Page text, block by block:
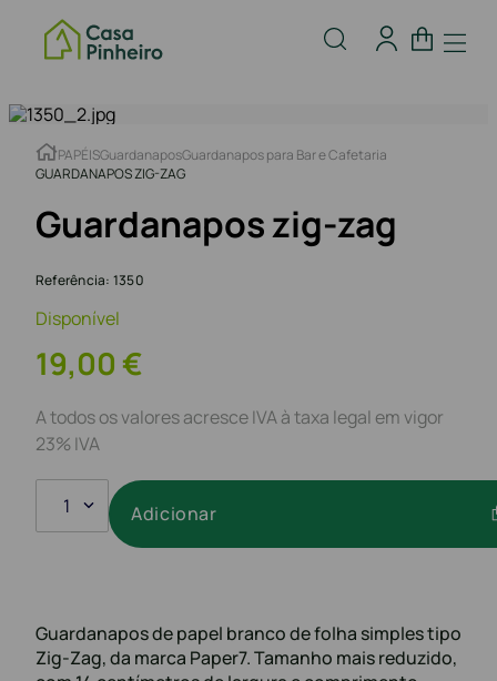
PAPÉISGuardanaposGuardanapos para Bar e Cafetaria
GUARDANAPOS ZIG-ZAG
Guardanapos zig-zag
Referência: 1350
Disponível
19,00€
A todos os valores acresce IVA à taxa legal em vigor
23% IVA
1 Adicionar
Guardanapos de papel branco de folha simples tipo
Zig-Zag, da marca Paper7. Tamanho mais reduzido,